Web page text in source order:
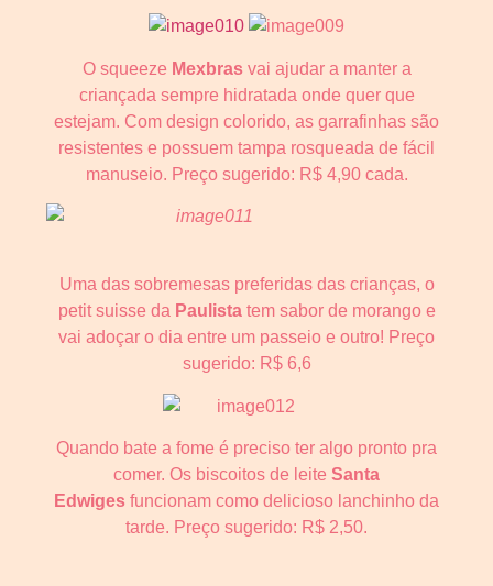
O squeeze Mexbrasvai ajudar a manter a
criançada sempre hidratada onde quer que
estejam. Com design colorido, as garrafinhas são
resistentes e possuem tampa rosqueada de fácil
manuseio. Preço sugerido: R$ 4,90 cada.
Uma das sobremesas preferidas das crianças, o
petit suisse da Paulistatem sabor de morango e
vai adoçar o dia entre um passeio e outro! Preço
sugerido: R$ 6,6
Quando bate a fome é preciso ter algo pronto pra
comer. Os biscoitos de leite Santa
Edwiges funcionam como delicioso lanchinho da
tarde. Preço sugerido: R$ 2,50.